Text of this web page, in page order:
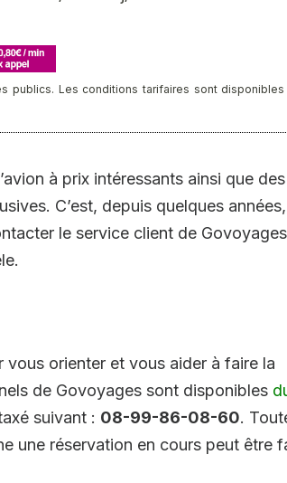
publics. Les conditions tarifaires sont disponibles
à prix intéressants ainsi que des
C’est, depuis quelques années,
le service client de
vous orienter et vous aider à faire la
de Govoyages sont disponibles
suivant : 08-99-86-08-60.
une réservation en cours peut être